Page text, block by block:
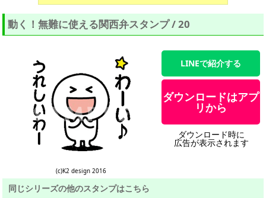
動く！無難に使える関西弁スタンプ / 20
(c)K2 design 2016
LINEで紹介する
ダウンロードはアプ
リから
ダウンロード時に
広告が表示されます
同じシリーズの他のスタンプはこちら